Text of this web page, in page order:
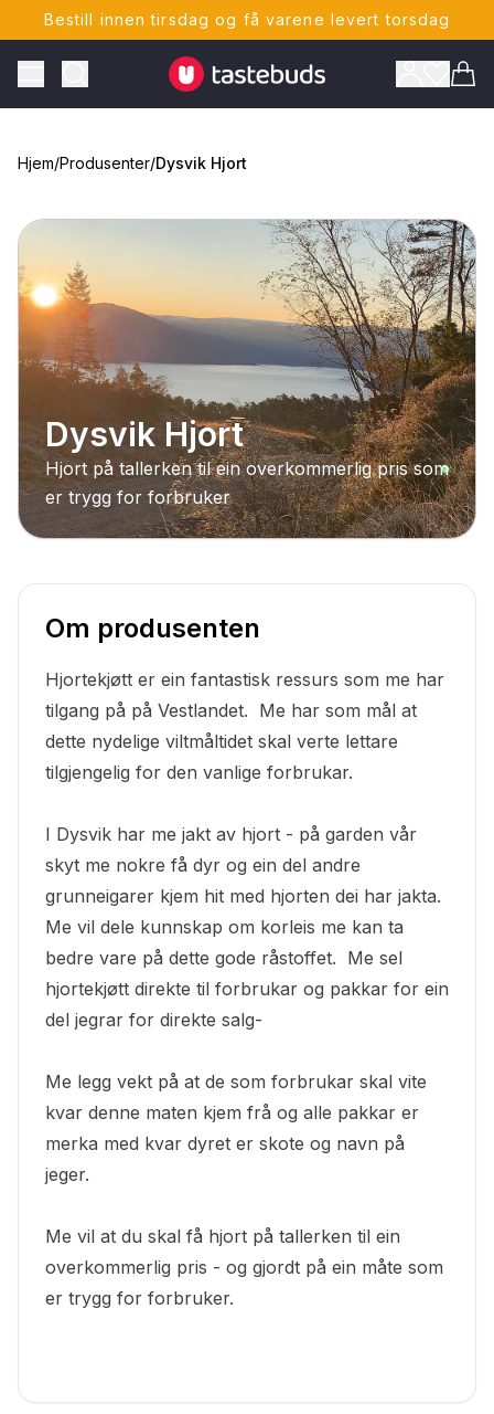
Bestill innen tirsdag og få varene levert torsdag
Toggle Menu
Tastebuds - Lokalmat rett hjem
Hjem/Produsenter/Dysvik Hjort
Dysvik Hjort
Hjort på tallerken til ein overkommerlig pris som
er trygg for forbruker
Om produsenten
Hjortekjøtt er ein fantastisk ressurs som me har
tilgang på på Vestlandet. Me har som mål at
dette nydelige viltmåltidet skal verte lettare
tilgjengelig for den vanlige forbrukar.
I Dysvik har me jakt av hjort - på garden vår
skyt me nokre få dyr og ein del andre
grunneigarer kjem hit med hjorten dei har jakta.
Me vil dele kunnskap om korleis me kan ta
bedre vare på dette gode råstoffet. Me sel
hjortekjøtt direkte til forbrukar og pakkar for ein
del jegrar for direkte salg-
Me legg vekt på at de som forbrukar skal vite
kvar denne maten kjem frå og alle pakkar er
merka med kvar dyret er skote og navn på
jeger.
Me vil at du skal få hjort på tallerken til ein
overkommerlig pris - og gjordt på ein måte som
er trygg for forbruker.